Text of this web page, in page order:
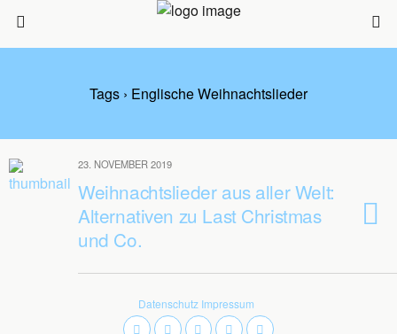
Tags › Englische Weihnachtslieder
23. NOVEMBER 2019
Weihnachtslieder aus aller Welt:
Alternativen zu Last Christmas
und Co.
Datenschutz Impressum